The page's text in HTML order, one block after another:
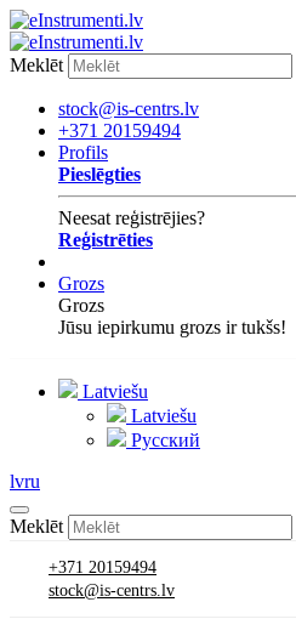
Meklēt
stock@is-centrs.lv
+371 20159494
Profils
Pieslēgties
Neesat reģistrējies?
Reģistrēties
Grozs
Grozs
Jūsu iepirkumu grozs ir tukšs!
Latviešu
Latviešu
Русский
lvru
Meklēt
+371 20159494
stock@is-centrs.lv